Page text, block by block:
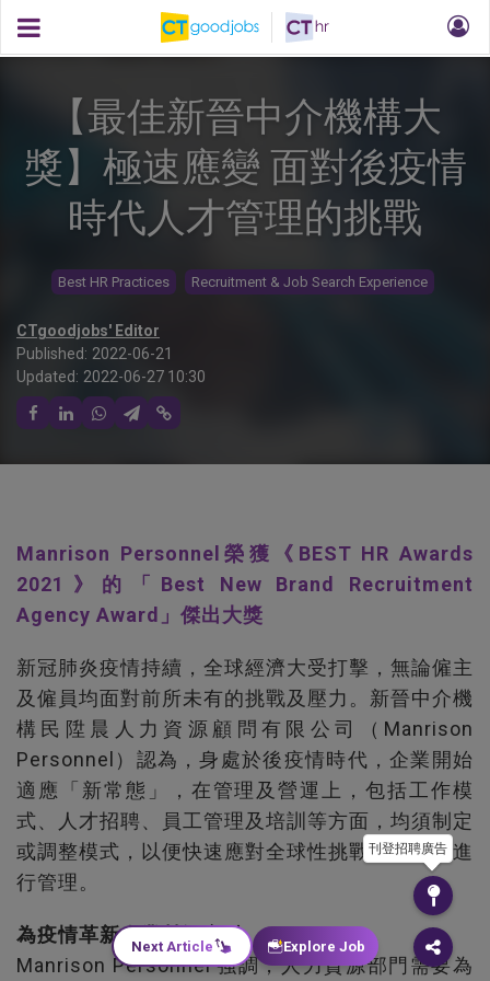
【最佳新晉中介機構大
獎】極速應變 面對後疫情
時代人才管理的挑戰
Best HR Practices Recruitment & Job Search Experience
CTgoodjobs' Editor
Published: 2022-06-21
Updated: 2022-06-27 10:30
Manrison Personnel榮獲《BEST HR Awards
2021》的「Best New Brand Recruitment
Agency Award」傑出大獎
新冠肺炎疫情持續，全球經濟大受打擊，無論僱主
及僱員均面對前所未有的挑戰及壓力。新晉中介機
構民陞晨人力資源顧問有限公司（Manrison
Personnel）認為，身處於後疫情時代，企業開始
適應「新常態」，在管理及營運上，包括工作模
式、人才招聘、員工管理及培訓等方面，均須制定
或調整模式，以便快速應對全球性挑戰及有效地進
行管理。
為疫情革新企業營運方針
Manrison Personnel 強調，人力資源部門需要為
刊登招聘廣告
Next Article Explore Job